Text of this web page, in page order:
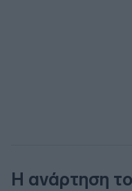
Η ανάρτηση